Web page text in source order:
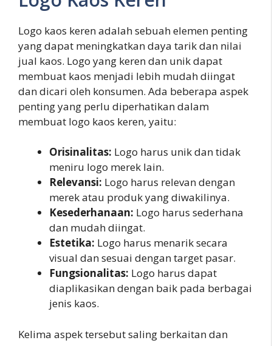
Logo kaos keren adalah sebuah elemen penting
yang dapat meningkatkan daya tarik dan nilai
jual kaos. Logo yang keren dan unik dapat
membuat kaos menjadi lebih mudah diingat
dan dicari oleh konsumen. Ada beberapa aspek
penting yang perlu diperhatikan dalam
membuat logo kaos keren, yaitu:
Orisinalitas: Logo harus unik dan tidak
meniru logo merek lain.
Relevansi: Logo harus relevan dengan
merek atau produk yang diwakilinya.
Kesederhanaan: Logo harus sederhana
dan mudah diingat.
Estetika: Logo harus menarik secara
visual dan sesuai dengan target pasar.
Fungsionalitas: Logo harus dapat
diaplikasikan dengan baik pada berbagai
jenis kaos.
Kelima aspek tersebut saling berkaitan dan